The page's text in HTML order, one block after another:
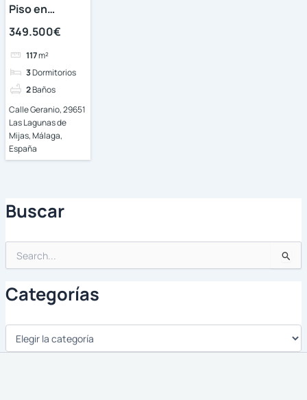
Piso en
Miraflores
349.500€
117m²
3Dormitorios
2Baños
Calle Geranio, 29651
Las Lagunas de
Mijas, Málaga,
España
Buscar
Buscar
por:
Categorías